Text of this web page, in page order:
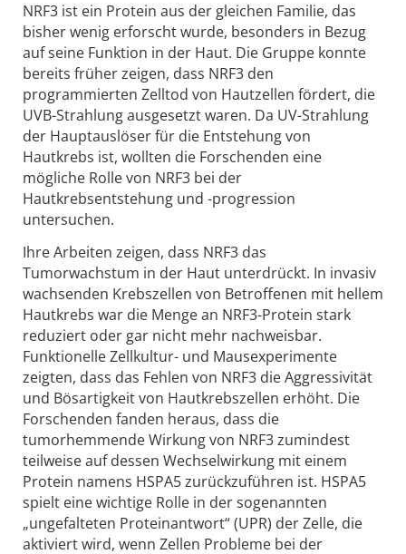
NRF3 ist ein Protein aus der gleichen Familie, das
bisher wenig erforscht wurde, besonders in Bezug
auf seine Funktion in der Haut. Die Gruppe konnte
bereits früher zeigen, dass NRF3 den
programmierten Zelltod von Hautzellen fördert, die
UVB-Strahlung ausgesetzt waren. Da UV-Strahlung
der Hauptauslöser für die Entstehung von
Hautkrebs ist, wollten die Forschenden eine
mögliche Rolle von NRF3 bei der
Hautkrebsentstehung und -progression
untersuchen.
Ihre Arbeiten zeigen, dass NRF3 das
Tumorwachstum in der Haut unterdrückt. In invasiv
wachsenden Krebszellen von Betroffenen mit hellem
Hautkrebs war die Menge an NRF3-Protein stark
reduziert oder gar nicht mehr nachweisbar.
Funktionelle Zellkultur- und Mausexperimente
zeigten, dass das Fehlen von NRF3 die Aggressivität
und Bösartigkeit von Hautkrebszellen erhöht. Die
Forschenden fanden heraus, dass die
tumorhemmende Wirkung von NRF3 zumindest
teilweise auf dessen Wechselwirkung mit einem
Protein namens HSPA5 zurückzuführen ist. HSPA5
spielt eine wichtige Rolle in der sogenannten
„ungefalteten Proteinantwort“ (UPR) der Zelle, die
aktiviert wird, wenn Zellen Probleme bei der